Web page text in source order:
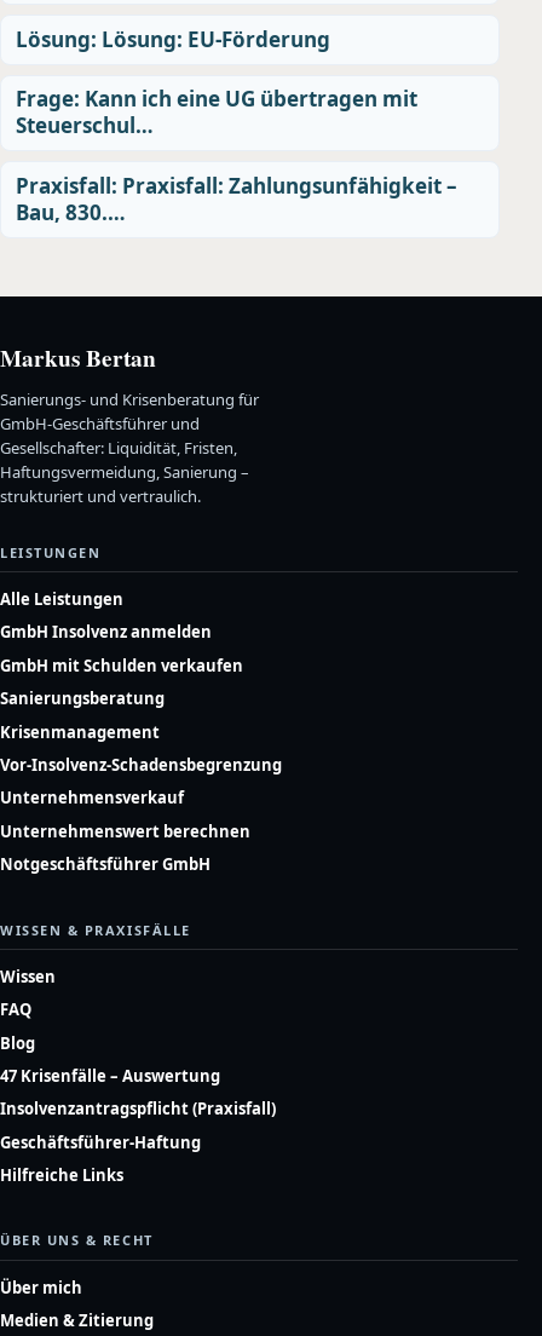
Lösung: Lösung: EU-Förderung
Frage: Kann ich eine UG übertragen mit
Steuerschul…
Praxisfall: Praxisfall: Zahlungsunfähigkeit –
Bau, 830.…
Markus Bertan
Sanierungs- und Krisenberatung für
GmbH-Geschäftsführer und
Gesellschafter: Liquidität, Fristen,
Haftungsvermeidung, Sanierung –
strukturiert und vertraulich.
LEISTUNGEN
Alle Leistungen
GmbH Insolvenz anmelden
GmbH mit Schulden verkaufen
Sanierungsberatung
Krisenmanagement
Vor-Insolvenz-Schadensbegrenzung
Unternehmensverkauf
Unternehmenswert berechnen
Notgeschäftsführer GmbH
WISSEN & PRAXISFÄLLE
Wissen
FAQ
Blog
47 Krisenfälle – Auswertung
Insolvenzantragspflicht (Praxisfall)
Geschäftsführer-Haftung
Hilfreiche Links
ÜBER UNS & RECHT
Über mich
Medien & Zitierung